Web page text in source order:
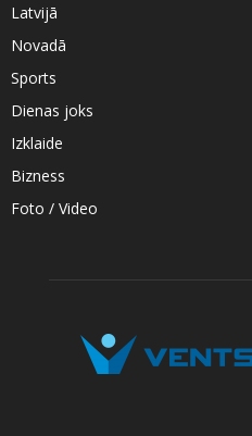
Latvijā
Novadā
Sports
Dienas joks
Izklaide
Bizness
Foto / Video